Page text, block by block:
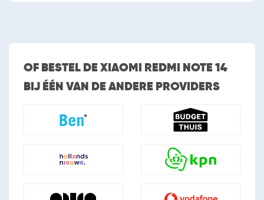
OF BESTEL DE XIAOMI REDMI NOTE 14
BIJ ÉÉN VAN DE ANDERE PROVIDERS